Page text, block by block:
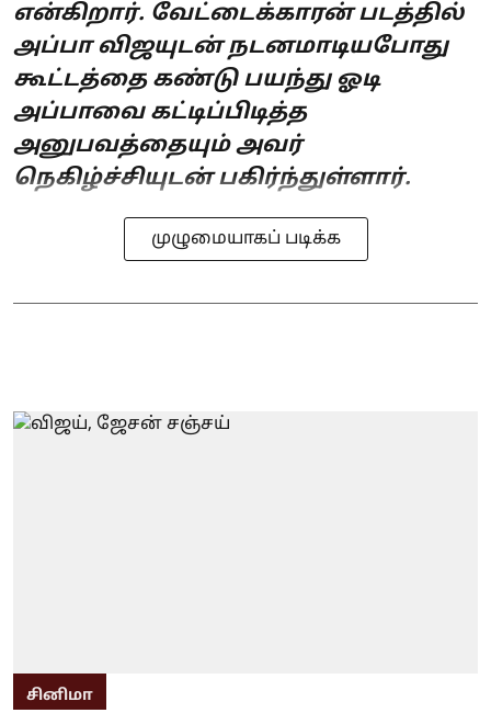
என்கிறார். வேட்டைக்காரன் படத்தில்
அப்பா விஜயுடன் நடனமாடியபோது
கூட்டத்தை கண்டு பயந்து ஓடி
அப்பாவை கட்டிப்பிடித்த
அனுபவத்தையும் அவர்
நெகிழ்ச்சியுடன் பகிர்ந்துள்ளார்.
முழுமையாகப் படிக்க
சினிமா